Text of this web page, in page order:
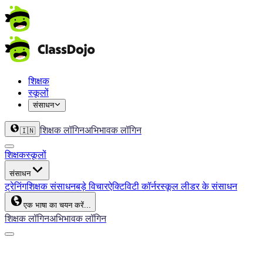
शिक्षक
स्कूलों
संसाधन
🇮🇳 शिक्षक लॉगिनअभिभावक लॉगिन
शिक्षकस्कूलों
संसाधन
ट्रेनिंगशिक्षक संसाधनबड़े विचारऐक्टिविटी कॉर्नरस्कूल लीडर के संसाधन
एक भाषा का चयन करें...
शिक्षक लॉगिनअभिभावक लॉगिन